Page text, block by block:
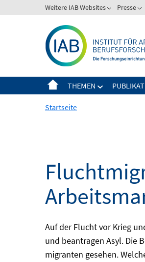
zum
Weitere IAB Websites Presse
THEMEN
Startseite
Auf der Flucht vor Krieg
und beantragen Asyl. Die
migranten gesehen.